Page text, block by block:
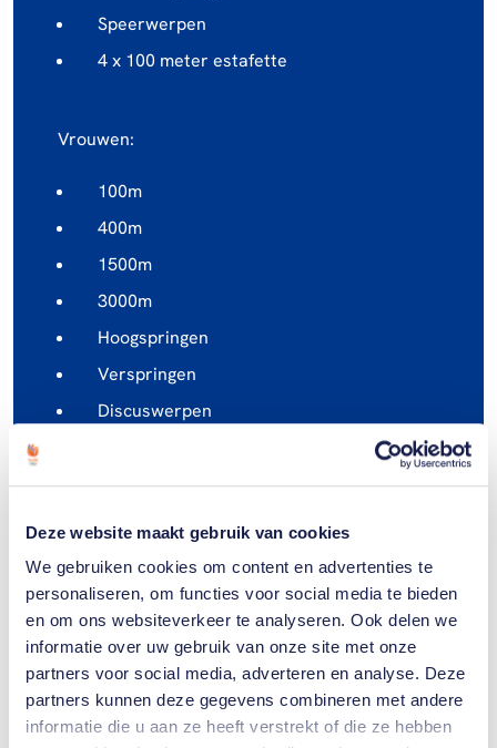
Deze website maakt gebruik van cookies
We gebruiken cookies om content en advertenties te
personaliseren, om functies voor social media te bieden
en om ons websiteverkeer te analyseren. Ook delen we
informatie over uw gebruik van onze site met onze
partners voor social media, adverteren en analyse. Deze
partners kunnen deze gegevens combineren met andere
informatie die u aan ze heeft verstrekt of die ze hebben
Speerwerpen
4 x 100 meter estafette
Vrouwen:
100m
400m
1500m
3000m
Hoogspringen
Verspringen
Discuswerpen